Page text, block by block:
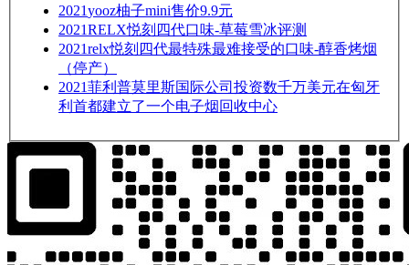
2021yooz柚子mini售价9.9元
2021RELX悦刻四代口味-草莓雪冰评测
2021relx悦刻四代最特殊最难接受的口味-醇香烤烟
（停产）
2021菲利普莫里斯国际公司投资数千万美元在匈牙
利首都建立了一个电子烟回收中心